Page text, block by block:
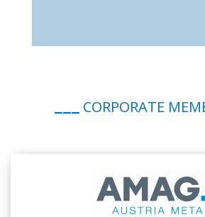
CORPORATE